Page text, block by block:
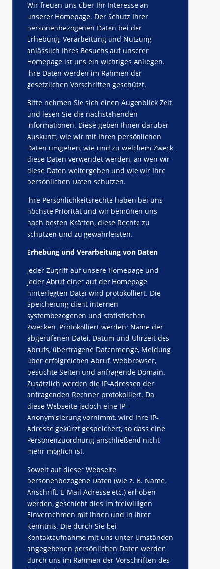
Wir freuen uns über Ihr Interesse an
unserer Homepage. Der Schutz Ihrer
personenbezogenen Daten bei der
Erhebung, Verarbeitung und Nutzung
anlässlich Ihres Besuchs auf unserer
Homepage ist uns ein wichtiges Anliegen.
Ihre Daten werden im Rahmen der
gesetzlichen Vorschriften geschützt.
Bitte nehmen Sie sich einen Augenblick Zeit
und lesen Sie die nachstehenden
Informationen. Diese geben Ihnen darüber
Auskunft, wie wir mit Ihren persönlichen
Daten umgehen, wie und zu welchem Zweck
diese Daten verwendet werden, an wen wir
diese Daten weitergeben und wie wir Ihre
persönlichen Daten schützen.
Ihre Persönlichkeitsrechte haben bei uns
höchste Priorität und wir bemühen uns
nach besten Kräften, diese Rechte zu
schützen und zu gewährleisten.
Erhebung und Verarbeitung von Daten
Jeder Zugriff auf unsere Homepage und
jeder Abruf einer auf der Homepage
hinterlegten Datei wird protokolliert. Die
Speicherung dient internen
systembezogenen und statistischen
Zwecken. Protokolliert werden: Name der
abgerufenen Datei, Datum und Uhrzeit des
Abrufs, übertragene Datenmenge, Meldung
über erfolgreichen Abruf, Webbrowser,
besuchte Seiten und anfragende Domain.
Zusätzlich werden die IP-Adressen der
anfragenden Rechner protokolliert. Da
diese Webseite jedoch eine IP-
Anonymisierung vornimmt, wird Ihre IP-
Adresse gekürzt gespeichert, so dass eine
Personenzuordnung anschließend nicht
mehr möglich ist.
Soweit auf dieser Webseite
personenbezogene Daten (wie z. B. Name,
Anschrift, E-Mail-Adresse etc.) erhoben
werden, geschieht dies im freiwilligen
Einvernehmen mit Ihnen und in Ihrer
Kenntnis. Die durch Sie bei
Kontaktaufnahme mit uns unter Umständen
angegebenen persönlichen Daten werden
durch uns im Rahmen der Vorschriften des